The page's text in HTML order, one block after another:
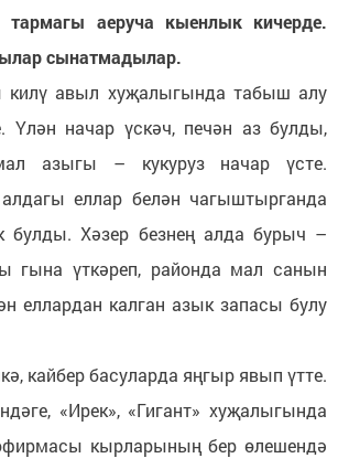
аеруча кыенлык кичерде.
сынатмадылар.
авыл хуҗалыгында табыш алу
Үлән начар үскәч, печән аз булды,
азыгы – кукуруз начар үсте.
еллар белән чагыштырганда
булды. Хәзер безнең алда бурыч –
гына үткәреп, районда мал санын
еллардан калган азык запасы булу
кайбер басуларда яңгыр явып үтте.
«Ирек», «Гигант» хуҗалыгында
кырларының бер өлешендә